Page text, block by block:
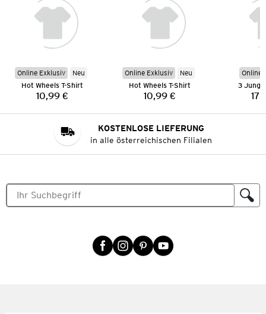
Online Exklusiv
Neu
Hot Wheels T-Shirt
Preis:
10,99 €
Online Exklusiv
Neu
Hot Wheels T-Shirt
Preis:
10,99 €
Online
3
KOSTENLOSE LIEFERUNG
in alle österreichischen Filialen